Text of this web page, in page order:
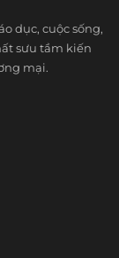
dục, cuộc sống,
sưu tầm kiến
mại.